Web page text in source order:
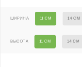
ШИРИНА 11 СМ 14 СМ
ВЫСОТА 11 СМ 14 СМ